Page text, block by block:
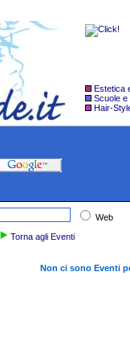
Estetica
Scuole e
Hair-
Web
Torna agli Eventi
Non ci sono Eventi